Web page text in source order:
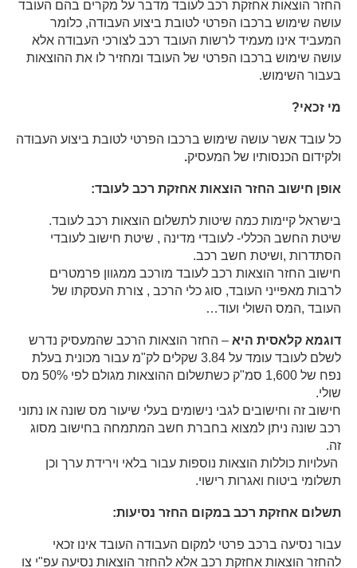
החזר הוצאות אחזקת רכב לעובד מדבר על מקרים בהם העובד
עושה שימוש ברכבו הפרטי לטובת ביצוע העבודה, כלומר
המעביד אינו מעמיד לרשות העובד רכב לצורכי העבודה אלא
עושה שימוש ברכבו הפרטי של העובד ומחזיר לו את ההוצאות
בעבור השימוש.
מי זכאי?
כל עובד אשר עושה שימוש ברכבו הפרטי לטובת ביצוע העבודה
ולקידום הכנסותיו של המעסיק.
אופן חישוב החזר הוצאות אחזקת רכב לעובד:
בישראל קיימות כמה שיטות לתשלום הוצאות רכב לעובד.
שיטת החשב הכללי- לעובדי מדינה , שיטת חישוב לעובדי
הסתדרות ,ושיטת חשב רכב.
חישוב החזר הוצאות רכב לעובד מורכב ממגוון פרמטרים
לרבות מאפייני העובד, סוג כלי הרכב , צורת העסקתו של
העובד ,המס השולי ועוד…
דוגמא קלאסית היא – החזר הוצאות הרכב שהמעסיק נדרש
לשלם לעובד עומד על 3.84 שקלים לק"מ עבור מכונית בעלת
נפח של 1,600 סמ"ק כשתשלום ההוצאות מגולם לפי 50% מס
שולי.
חישוב זה וחישובים לגבי נישומים בעלי שיעור מס שונה או נתוני
רכב שונה ניתן למצוא בחברת חשב המתמחה בחישוב מסוג
זה.
העלויות כוללות הוצאות נוספות עבור בלאי וירידת ערך וכן
תשלומי ביטוח ואגרות רישוי.
תשלום אחזקת רכב במקום החזר נסיעות:
עבור נסיעה ברכב פרטי למקום העבודה העובד אינו זכאי
להחזר הוצאות אחזקת רכב אלא להחזר הוצאות נסיעה עפ"י צו